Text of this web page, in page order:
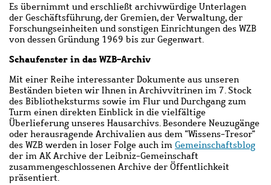
Es übernimmt und erschließt archivwürdige Unterlagen
der Geschäftsführung, der Gremien, der Verwaltung, der
Forschungseinheiten und sonstigen Einrichtungen des WZB
von dessen Gründung 1969 bis zur Gegenwart.
Schaufenster in das WZB-Archiv
Mit einer Reihe interessanter Dokumente aus unseren
Beständen bieten wir Ihnen in Archivvitrinen im 7. Stock
des Bibliotheksturms sowie im Flur und Durchgang zum
Turm einen direkten Einblick in die vielfältige
Überlieferung unseres Hausarchivs. Besondere Neuzugänge
oder herausragende Archivalien aus dem "Wissens-Tresor"
des WZB werden in loser Folge auch im Gemeinschaftsblog
der im AK Archive der Leibniz-Gemeinschaft
zusammengeschlossenen Archive der Öffentlichkeit
präsentiert.